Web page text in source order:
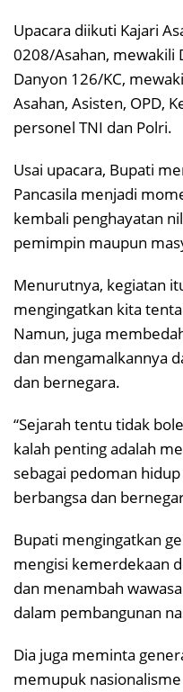
Upacara diikuti Kajari
0208/Asahan, mewakili
Danyon 126/KC,
Asahan, Asisten, OPD,
personel TNI dan Polri.
Usai upacara, Bupati
Pancasila menjadi
kembali penghayatan
pemimpin maupun
Menurutnya, kegiatan
mengingatkan kita
Namun, juga
dan mengamalkannya
dan bernegara.
“Sejarah tentu tidak
kalah penting adalah
sebagai pedoman
berbangsa dan
Bupati mengingatkan
mengisi kemerdekaan
dan menambah
dalam pembangunan
Dia juga meminta
memupuk